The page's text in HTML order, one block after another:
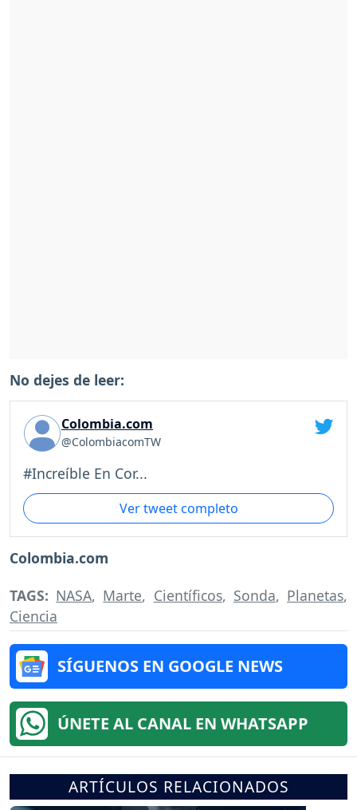
No dejes de leer:
Colombia.com
@ColombiacomTW
#Increíble En Cor...
Ver tweet completo
Colombia.com
TAGS: NASA, Marte, Científicos, Sonda, Planetas,
Ciencia
SÍGUENOS EN GOOGLE NEWS
ÚNETE AL CANAL EN WHATSAPP
ARTÍCULOS RELACIONADOS